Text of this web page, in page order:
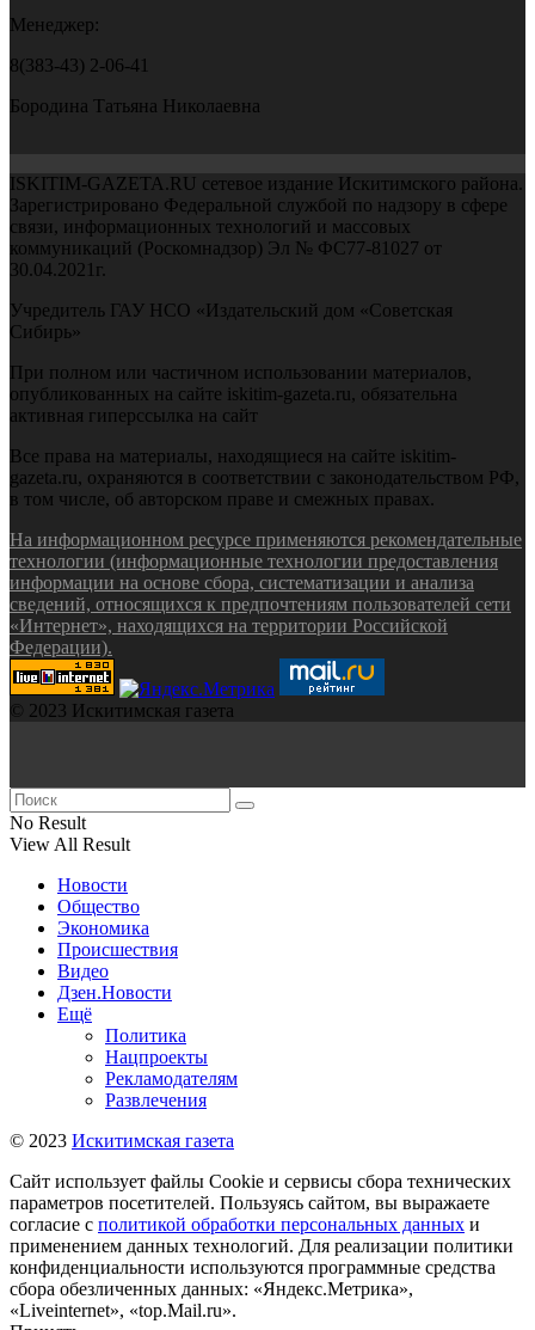
Менеджер:
8(383-43) 2-06-41
Бородина Татьяна Николаевна
ISKITIM-GAZETA.RU сетевое издание Искитимского района.
Зарегистрировано Федеральной службой по надзору в сфере
связи, информационных технологий и массовых
коммуникаций (Роскомнадзор) Эл № ФС77-81027 от
30.04.2021г.
Учредитель ГАУ НСО «Издательский дом «Советская
Сибирь»
При полном или частичном использовании материалов,
опубликованных на сайте iskitim-gazeta.ru, обязательна
активная гиперссылка на сайт
Все права на материалы, находящиеся на сайте iskitim-
gazeta.ru, охраняются в соответствии с законодательством РФ,
в том числе, об авторском праве и смежных правах.
На информационном ресурсе применяются рекомендательные
технологии (информационные технологии предоставления
информации на основе сбора, систематизации и анализа
сведений, относящихся к предпочтениям пользователей сети
«Интернет», находящихся на территории Российской
Федерации).
© 2023 Искитимская газета
No Result
View All Result
Новости
Общество
Экономика
Происшествия
Видео
Дзен.Новости
Ещё
Политика
Нацпроекты
Рекламодателям
Развлечения
© 2023 Искитимская газета
Сайт использует файлы Cookie и сервисы сбора технических
параметров посетителей. Пользуясь сайтом, вы выражаете
согласие с политикой обработки персональных данных и
применением данных технологий. Для реализации политики
конфиденциальности используются программные средства
сбора обезличенных данных: «Яндекс.Метрика»,
«Liveinternet», «top.Mail.ru».